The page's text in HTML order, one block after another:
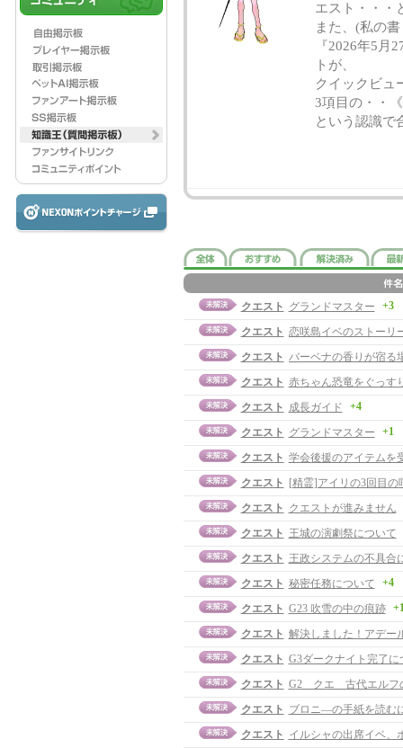
エスト・・・
また、(私の
『2026年5
トが、
クイックビュ
3項目の・・
という認識で
クエスト グランドマスター +3
クエスト 恋咲島イベのストーリ
クエスト バーベナの香りが宿
クエスト 赤ちゃん恐竜をぐっす
クエスト 成長ガイド +4
クエスト グランドマスター +1
クエスト 学会後援のアイテムを
クエスト
[精霊]アイリの3回目
クエスト クエストが進みません
クエスト 王城の演劇祭について
クエスト 王政システムの不具合
クエスト 秘密任務について +4
クエスト G23 吹雪の中の痕跡
クエスト 解決しました！アデー
クエスト G3ダークナイト完了に
クエスト G2 クエ 古代エルフ
クエスト ブロニ―の手紙を読む
クエスト イルシャの出席イベ、